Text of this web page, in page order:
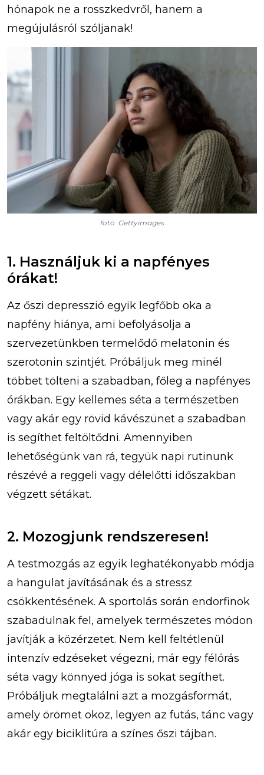
hónapok ne a rosszkedvről, hanem a
megújulásról szóljanak!
fotó: Gettyimages
1. Használjuk ki a napfényes
órákat!
Az őszi depresszió egyik legfőbb oka a
napfény hiánya, ami befolyásolja a
szervezetünkben termelődő melatonin és
szerotonin szintjét. Próbáljuk meg minél
többet tölteni a szabadban, főleg a napfényes
órákban. Egy kellemes séta a természetben
vagy akár egy rövid kávészünet a szabadban
is segíthet feltöltődni. Amennyiben
lehetőségünk van rá, tegyük napi rutinunk
részévé a reggeli vagy délelőtti időszakban
végzett sétákat.
2. Mozogjunk rendszeresen!
A testmozgás az egyik leghatékonyabb módja
a hangulat javításának és a stressz
csökkentésének. A sportolás során endorfinok
szabadulnak fel, amelyek természetes módon
javítják a közérzetet. Nem kell feltétlenül
intenzív edzéseket végezni, már egy félórás
séta vagy könnyed jóga is sokat segíthet.
Próbáljuk megtalálni azt a mozgásformát,
amely örömet okoz, legyen az futás, tánc vagy
akár egy biciklitúra a színes őszi tájban.